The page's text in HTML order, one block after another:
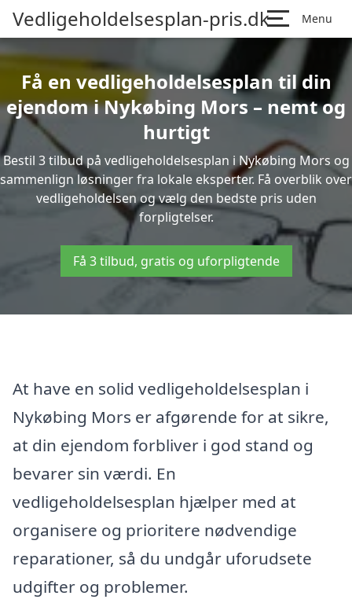
Vedligeholdelsesplan-pris.dk Menu
Få en vedligeholdelsesplan til din
ejendom i Nykøbing Mors – nemt og
hurtigt
Bestil 3 tilbud på vedligeholdelsesplan i Nykøbing Mors og
sammenlign løsninger fra lokale eksperter. Få overblik over
vedligeholdelsen og vælg den bedste pris uden
forpligtelser.
Få 3 tilbud, gratis og uforpligtende
At have en solid vedligeholdelsesplan i
Nykøbing Mors er afgørende for at sikre,
at din ejendom forbliver i god stand og
bevarer sin værdi. En
vedligeholdelsesplan hjælper med at
organisere og prioritere nødvendige
reparationer, så du undgår uforudsete
udgifter og problemer.